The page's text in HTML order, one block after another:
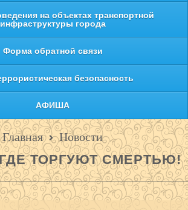
на объектах транспортной
инфраструктуры города
Форма обратной связи
безопасность
АФИША
Главная Новости
ТОРГУЮТ СМЕРТЬЮ!